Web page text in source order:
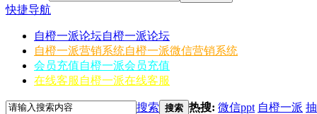
快捷导航
自橙一派论坛自橙一派论坛
自橙一派营销系统自橙一派微信营销系统
会员充值自橙一派会员充值
在线客服 自橙一派在线客服
搜索 搜索 热搜: 微信ppt 自橙一派